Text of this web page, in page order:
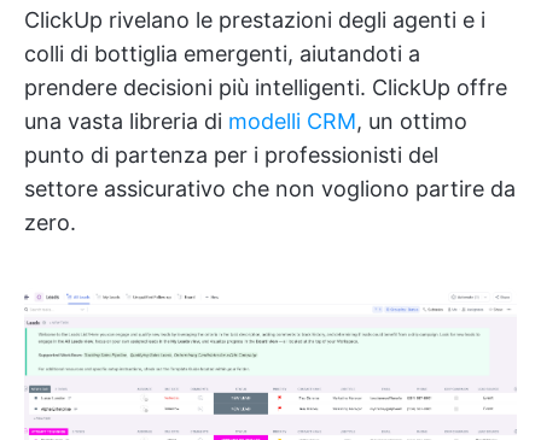
ClickUp rivelano le prestazioni degli agenti e i
colli di bottiglia emergenti, aiutandoti a
prendere decisioni più intelligenti. ClickUp offre
una vasta libreria di modelli CRM, un ottimo
punto di partenza per i professionisti del
settore assicurativo che non vogliono partire da
zero.